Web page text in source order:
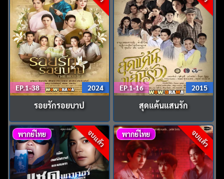
EP.1-38 2024
รอยรักรอยบาป
EP.1-16 2015
สุดแค้นแสนรัก
จบแล้ว
พากย์ไทย จบแล้ว
พากย์ไทย